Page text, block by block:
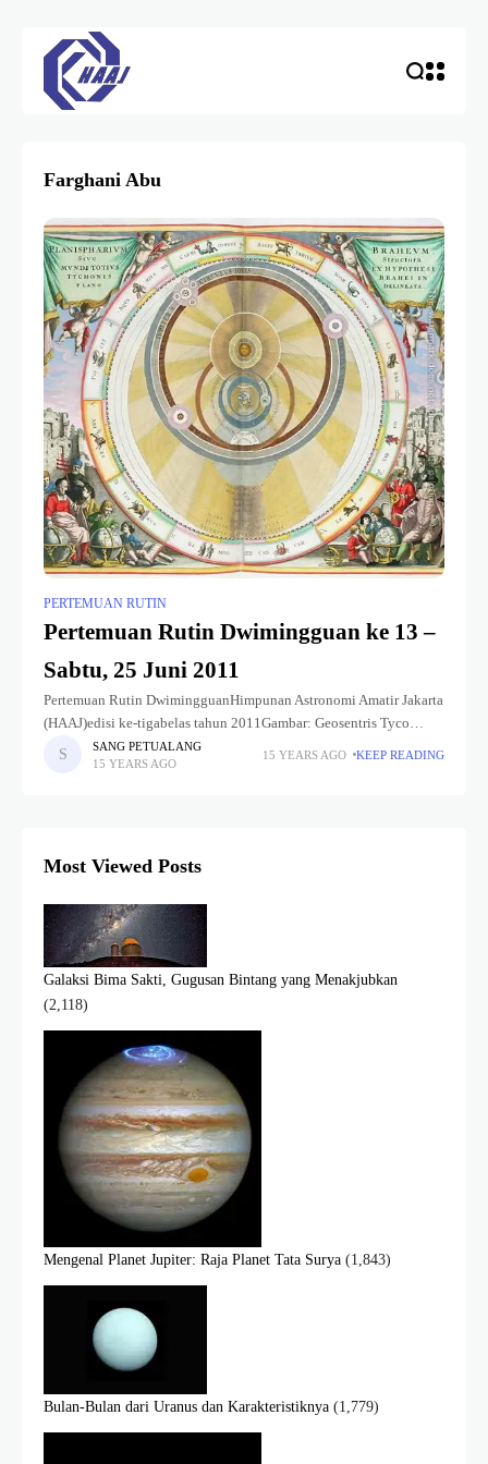
Farghani Abu
PERTEMUAN RUTIN
Pertemuan Rutin Dwimingguan ke 13 –
Sabtu, 25 Juni 2011
Pertemuan Rutin DwimingguanHimpunan Astronomi Amatir Jakarta
(HAAJ)edisi ke-tigabelas tahun 2011Gambar: Geosentris Tyco
Brahe Pendahuluan :Pada bagian awal sejarahnya, astronomi
memerlukan hanya pengamatan dan ramalan gerakan benda di
SANG PETUALANG
15 YEARS AGO
15 YEARS AGO KEEP READING
Most Viewed Posts
Galaksi Bima Sakti, Gugusan Bintang yang Menakjubkan
(2,118)
Mengenal Planet Jupiter: Raja Planet Tata Surya (1,843)
Bulan-Bulan dari Uranus dan Karakteristiknya (1,779)